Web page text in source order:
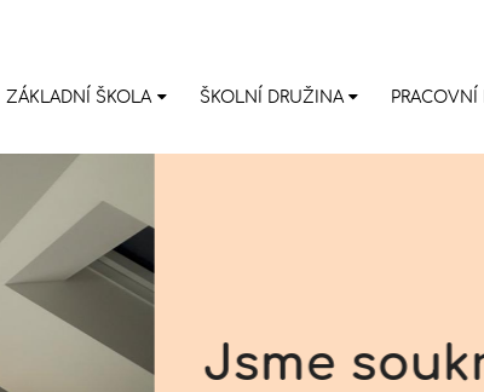
ZÁKLADNÍ ŠKOLA ŠKOLNÍ DRUŽINA PRACOVNÍ
Jsme